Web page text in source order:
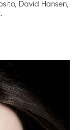
David Hansen,